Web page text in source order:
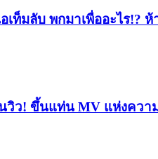
ท็มลับ พกมาเพื่ออะไร!?
ว! ขึ้นแท่น MV แห่งควา